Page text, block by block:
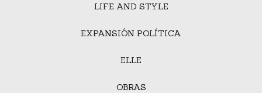
LIFE AND STYLE
EXPANSIÓN POLÍTICA
ELLE
OBRAS